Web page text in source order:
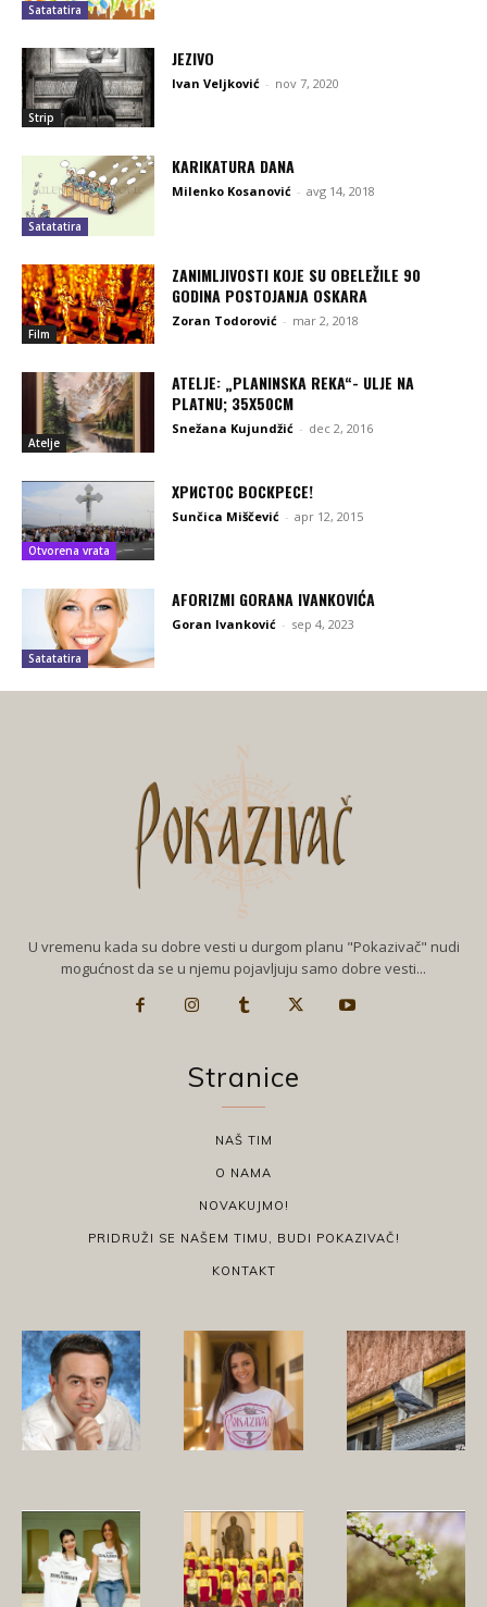
Satatatira
Strip
JEZIVO
Ivan Veljković - nov 7, 2020
Satatatira
KARIKATURA DANA
Milenko Kosanović - avg 14, 2018
Film
ZANIMLJIVOSTI KOJE SU OBELEŽILE 90
GODINA POSTOJANJA OSKARA
Zoran Todorović - mar 2, 2018
Atelje
ATELJE: „PLANINSKA REKA“- ULJE NA
PLATNU; 35X50CM
Snežana Kujundžić - dec 2, 2016
Otvorena vrata
ХРИСТОС ВОСКРЕСЕ!
Sunčica Miščević - apr 12, 2015
Satatatira
AFORIZMI GORANA IVANKOVIĆA
Goran Ivanković - sep 4, 2023
U vremenu kada su dobre vesti u durgom planu "Pokazivač" nudi
mogućnost da se u njemu pojavljuju samo dobre vesti...
Stranice
NAŠ TIM
O NAMA
NOVAKUJMO!
PRIDRUŽI SE NAŠEM TIMU, BUDI POKAZIVAČ!
KONTAKT